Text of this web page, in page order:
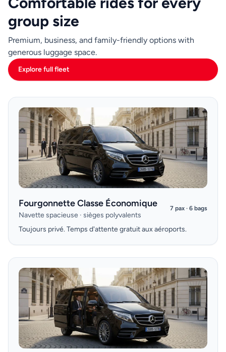
group size
Premium, business, and family-friendly options with
generous luggage space.
Explore full fleet
Fourgonnette Classe Économique
Navette spacieuse · sièges polyvalents
7 pax · 6 bags
Toujours privé. Temps d'attente gratuit aux aéroports.